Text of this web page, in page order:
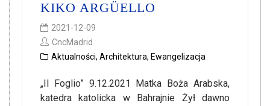
KIKO ARGÜELLO
2021-12-09
CncMadrid
Aktualności, Architektura, Ewangelizacja
„Il Foglio” 9.12.2021 Matka Boża Arabska,
katedra katolicka w Bahrajnie Żył dawno